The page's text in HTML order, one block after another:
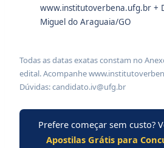
www.institutoverbena.ufg.br +
Miguel do Araguaia/GO
Todas as datas exatas constam no
edital. Acompanhe
Dúvidas: candidato.iv@ufg.br
Prefere começar sem custo?
Apostilas Grátis para